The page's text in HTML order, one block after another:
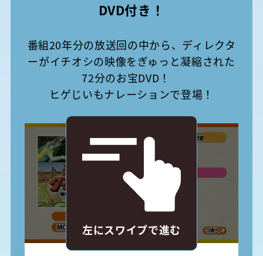
DVD付き！
番組20年分の放送回の中から、ディレクタ
ーがイチオシの映像をぎゅっと凝縮された
72分のお宝DVD！
ヒゲじいもナレーションで登場！
左にスワイプで進む